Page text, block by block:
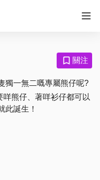
關注
獨一無二嘅專屬熊仔呢?
咩熊仔、著咩衫仔都可以
此誕生！